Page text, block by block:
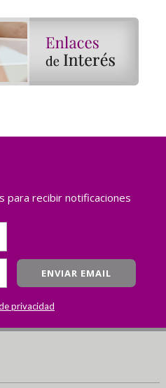
para recibir notificaciones
privacidad